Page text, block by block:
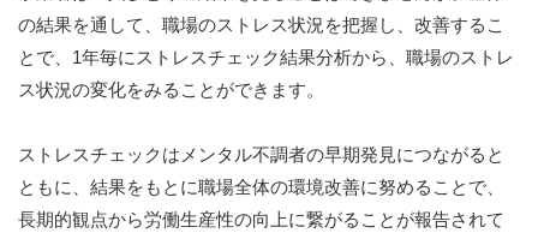
の結果を通して、職場のストレス状況を把握し、改善するこ
とで、1年毎にストレスチェック結果分析から、職場のストレ
ス状況の変化をみることができます。
ストレスチェックはメンタル不調者の早期発見につながると
ともに、結果をもとに職場全体の環境改善に努めることで、
長期的観点から労働生産性の向上に繋がることが報告されて